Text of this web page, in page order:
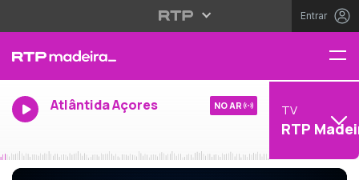
Entrar
Atlântida Açores NO AR TV
RTP